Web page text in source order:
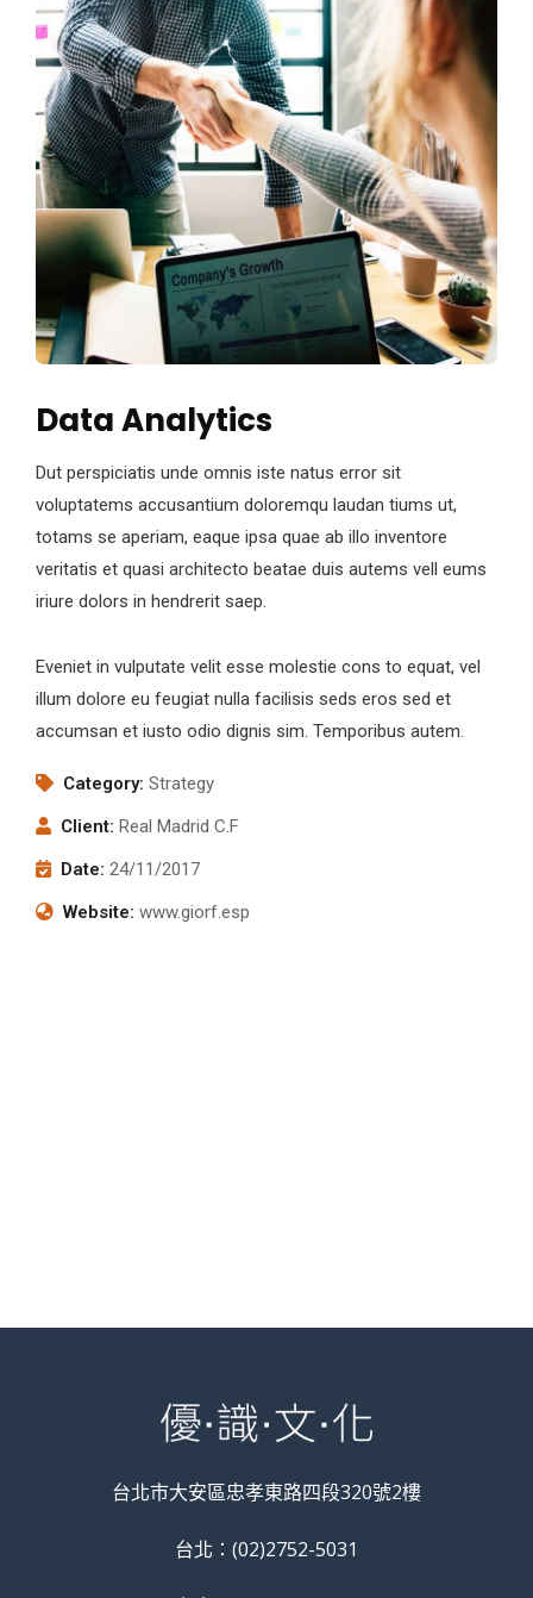
Data Analytics
Dut perspiciatis unde omnis iste natus error sit
voluptatems accusantium doloremqu laudan tiums ut,
totams se aperiam, eaque ipsa quae ab illo inventore
veritatis et quasi architecto beatae duis autems vell eums
iriure dolors in hendrerit saep.
Eveniet in vulputate velit esse molestie cons to equat, vel
illum dolore eu feugiat nulla facilisis seds eros sed et
accumsan et iusto odio dignis sim. Temporibus autem.
Category: Strategy
Client: Real Madrid C.F
Date: 24/11/2017
Website: www.giorf.esp
台北市大安區忠孝東路四段320號2樓
台北：(02)2752-5031